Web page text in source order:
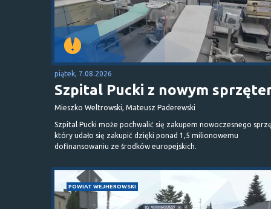
piątek, 7.08.2026
Szpital Pucki z nowym
Mieszko Weltrowski, Mateusz Paderewski
Szpital Pucki może pochwalić się zakupem nowoczesnego
który udało się zakupić dzięki ponad 1,5 milionowemu
dofinansowaniu ze środków europejskich.
POWIAT WEJHEROWSKI